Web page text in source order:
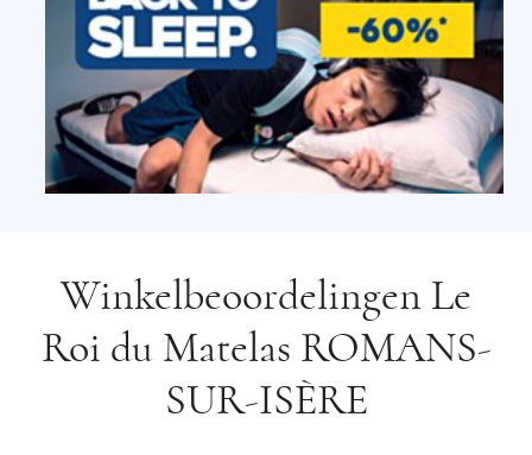
Winkelbeoordelingen Le
Roi du Matelas ROMANS-
SUR-ISÈRE